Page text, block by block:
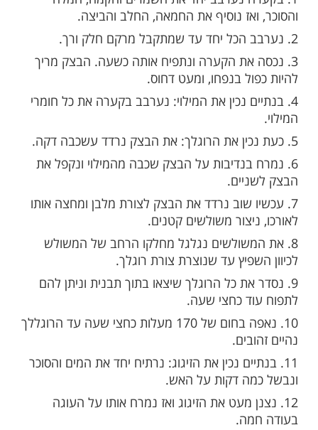
חצי כוס קקאו, 200 גרם חמאה רכה, שלושת רבעי כוס
לבן, חצי כוס מים
את המתכון?
נערבב יחד את השמרים והקמח, המלח
נוסיף את החמאה, החלב והביצה.
את הקערה ונתפיח אותה כשעה. הבצק מריך
בנפחו, ומעט דחוס.
נכין את המילוי: נערבב בקערה את כל חומרי
על הבצק שכבה מהמילוי ונקפל את